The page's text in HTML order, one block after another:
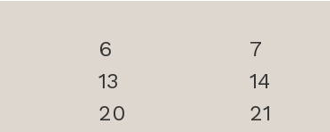
6 7
13 14
20 21